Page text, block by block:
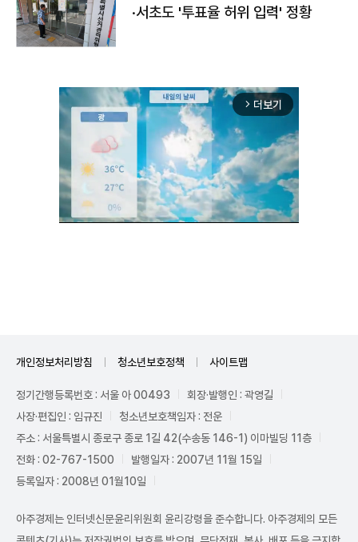
·서초도 '투표율 허위 입력' 정황
arrow_forward_ios 더보기
개인정보처리방침 청소년보호정책 사이트맵
정기간행등록번호 : 서울 아 00493
회장·발행인 : 곽영길
사장·편집인 : 임규진
청소년보호책임자 : 전운
주소 : 서울특별시 종로구 종로 1길 42(수송동 146-1) 이마빌딩 11층
전화 : 02-767-1500
발행일자 : 2007년 11월 15일
등록일자 : 2008년 01월10일
아주경제는 인터넷신문윤리위원회 윤리강령을 준수합니다. 아주경제의 모든